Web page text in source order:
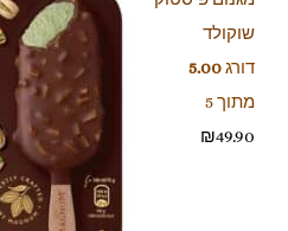
שוקולד
דורג5.00
מתוך 5
₪49.90